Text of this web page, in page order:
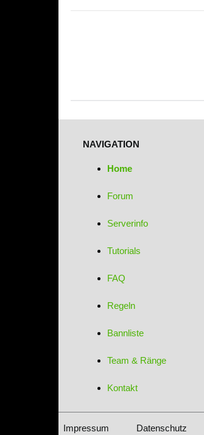
NAVIGATION
Home
Forum
Serverinfo
Tutorials
FAQ
Regeln
Bannliste
Team & Ränge
Kontakt
Impressum Datenschutz